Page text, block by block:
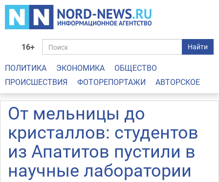
16+ Найти
ПОЛИТИКА ЭКОНОМИКА
ОБЩЕСТВО
ПРОИСШЕСТВИЯ
ФОТОРЕПОРТАЖИ АВТОРСКОЕ
От мельницы до
кристаллов: студентов
из Апатитов пустили в
научные лаборатории